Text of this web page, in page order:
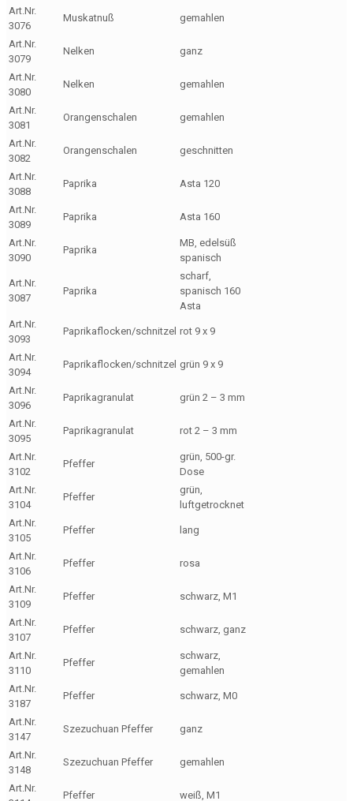
Art.Nr.
3076
Muskatnuß gemahlen
Art.Nr.
3079
Nelken ganz
Art.Nr.
3080
Nelken gemahlen
Art.Nr.
3081
Orangenschalen gemahlen
Art.Nr.
3082
Orangenschalen geschnitten
Art.Nr.
3088
Paprika Asta 120
Art.Nr.
3089
Paprika Asta 160
Art.Nr.
3090
Paprika
MB, edelsüß
spanisch
Art.Nr.
3087
Paprika
scharf,
spanisch 160
Asta
Art.Nr.
3093
Paprikaflocken/schnitzel rot 9 x 9
Art.Nr.
3094
Paprikaflocken/schnitzel grün 9 x 9
Art.Nr.
3096
Paprikagranulat grün 2 – 3 mm
Art.Nr.
3095
Paprikagranulat rot 2 – 3 mm
Art.Nr.
3102
Pfeffer
grün, 500-gr.
Dose
Art.Nr.
3104
Pfeffer
grün,
luftgetrocknet
Art.Nr.
3105
Pfeffer lang
Art.Nr.
3106
Pfeffer rosa
Art.Nr.
3109
Pfeffer schwarz, M1
Art.Nr.
3107
Pfeffer schwarz, ganz
Art.Nr.
3110
Pfeffer
schwarz,
gemahlen
Art.Nr.
3187
Pfeffer schwarz, M0
Art.Nr.
3147
Szezuchuan Pfeffer ganz
Art.Nr.
3148
Szezuchuan Pfeffer gemahlen
Art.Nr.
Pfeffer weiß, M1